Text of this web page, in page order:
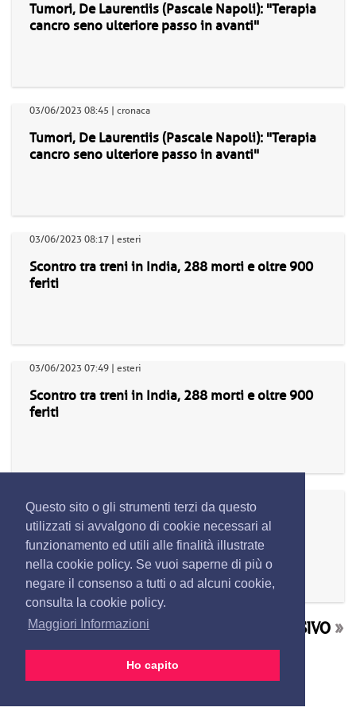
Questo sito o gli strumenti terzi da questo
utilizzati si avvalgono di cookie necessari al
funzionamento ed utili alle finalità illustrate
nella cookie policy. Se vuoi saperne di più o
negare il consenso a tutti o ad alcuni cookie,
consulta la cookie policy.
Maggiori Informazioni
Ho capito
Tumori, De Laurentiis (Pascale Napoli): "Terapia
cancro seno ulteriore passo in avanti"
03/06/2023 08:45 | cronaca
Tumori, De Laurentiis (Pascale Napoli): "Terapia
cancro seno ulteriore passo in avanti"
03/06/2023 08:17 | esteri
Scontro tra treni in India, 288 morti e oltre 900
feriti
03/06/2023 07:49 | esteri
Scontro tra treni in India, 288 morti e oltre 900
feriti
**India: scontro fra treni, saliti a 288 i morti,
oltre 900 i feriti**
GIORNO PRECEDENTE GIORNO SUCCESSIVO »